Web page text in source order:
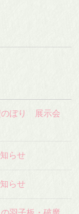
のぼり 展示会
らせ
らせ